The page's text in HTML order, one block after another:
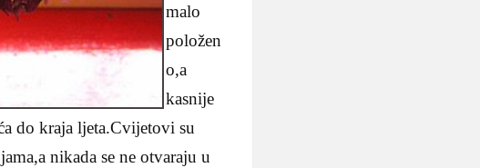
malo
položen
o,a
kasnije
do kraja ljeta.Cvijetovi su
nikada se ne otvaraju u